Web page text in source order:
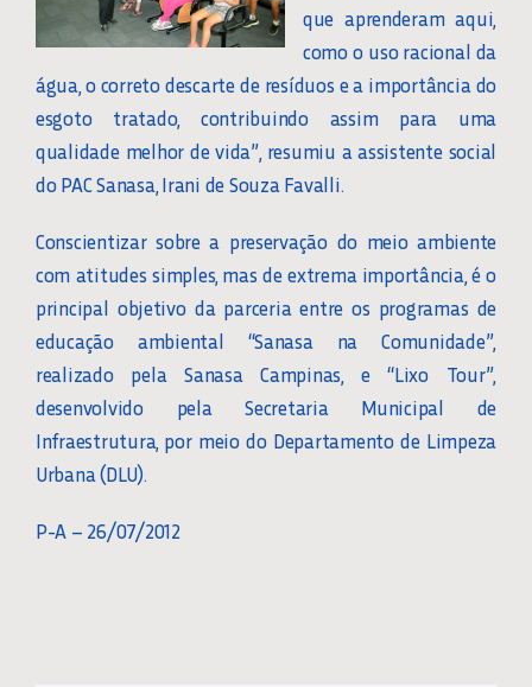
que aprenderam aqui,
como o uso racional da
água, o correto descarte de resíduos e a importância do
esgoto tratado, contribuindo assim para uma
qualidade melhor de vida”, resumiu a assistente social
do PAC Sanasa, Irani de Souza Favalli.
Conscientizar sobre a preservação do meio ambiente
com atitudes simples, mas de extrema importância, é o
principal objetivo da parceria entre os programas de
educação ambiental “Sanasa na Comunidade”,
realizado pela Sanasa Campinas, e “Lixo Tour”,
desenvolvido pela Secretaria Municipal de
Infraestrutura, por meio do Departamento de Limpeza
Urbana (DLU).
P-A – 26/07/2012